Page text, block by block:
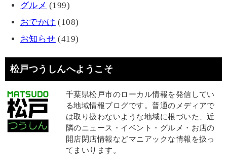
グルメ (199)
おでかけ (108)
お知らせ (419)
松戸つうしんへようこそ
千葉県松戸市のローカル情報を発信してい
る地域情報ブログです。普通のメディアで
は取り扱わないような地域に根づいた、近
隣のニュース・イベント・グルメ・お店の
開店閉店情報などマニアックな情報を扱っ
てまいります。